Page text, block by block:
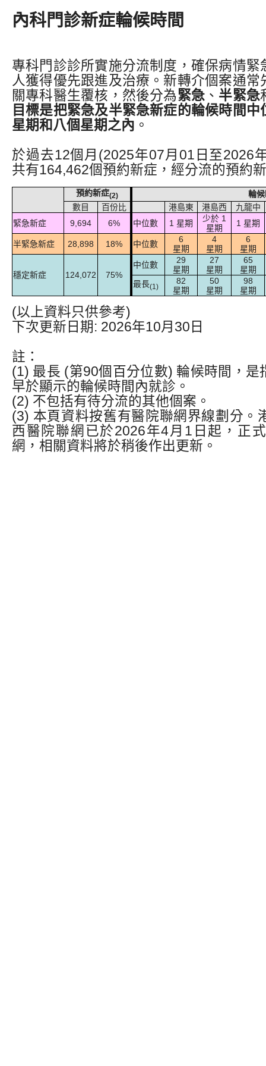
內科門診新症輪候時間
專科門診診所實施分流制度，確保病情
人獲得優先跟進及治療。新轉介個案通
關專科醫生覆核，然後分為緊急 、 半緊急
目標是把緊急及半緊急新症的輪候時間
星期和八個星期之內 。
於過去12個月(2025年07月01日至2026
共有164,462個預約新症，經分流的預約
預約新症(2)
輪
數目
百份比 港島東 港島西
九龍中
緊急新症
9,694 6% 中位數 1 星期
少於 1
星期
1 星期
半緊急新症 28,898 18% 中位數
6
星期
4
星期
6
星期
穩定新症 124,072 75%
中位數
29
星期
27
星期
65
星期
最長(1)
82
星期
50
星期
98
星期
(以上資料只供參考)
下次更新日期: 2026年10月30日
註：
(1) 最長 (第90個百分位數) 輪候時間，是
早於顯示的輪候時間內就診。
(2) 不包括有待分流的其他個案。
(3) 本頁資料按舊有醫院聯網界線劃分。
西醫院聯網已於2026年4月1日起，正
網，相關資料將於稍後作出更新。